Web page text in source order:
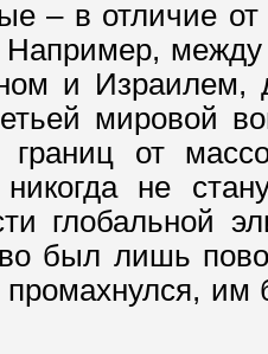
– в отличие
Например,
и Израилем,
мировой
от
не
глобальной
был лишь
им